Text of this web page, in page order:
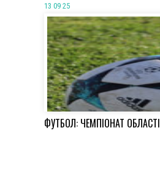
13 09 25
ФУТБОЛ: ЧЕМПІОНАТ ОБЛАСТІ